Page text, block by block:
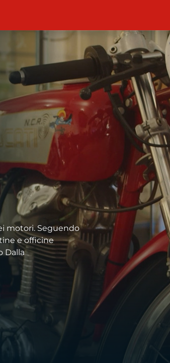
motori. Seguendo
e officine
Dalla